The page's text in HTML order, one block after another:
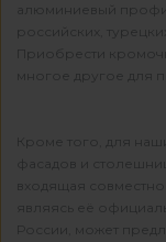
алюминиевый
российских,
Приобрести
многое другое для
Кроме того, для
фасадов и
входящая
являясь её
России, может